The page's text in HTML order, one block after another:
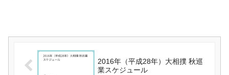
2016年（平成28年）大相撲 秋巡
業スケジュール